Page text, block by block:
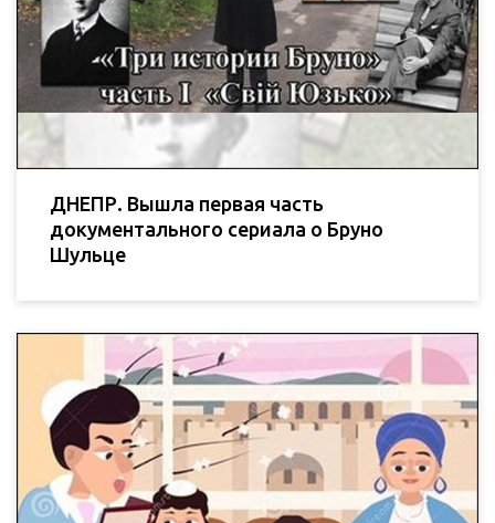
ДНЕПР. Вышла первая часть
документального сериала о Бруно
Шульце